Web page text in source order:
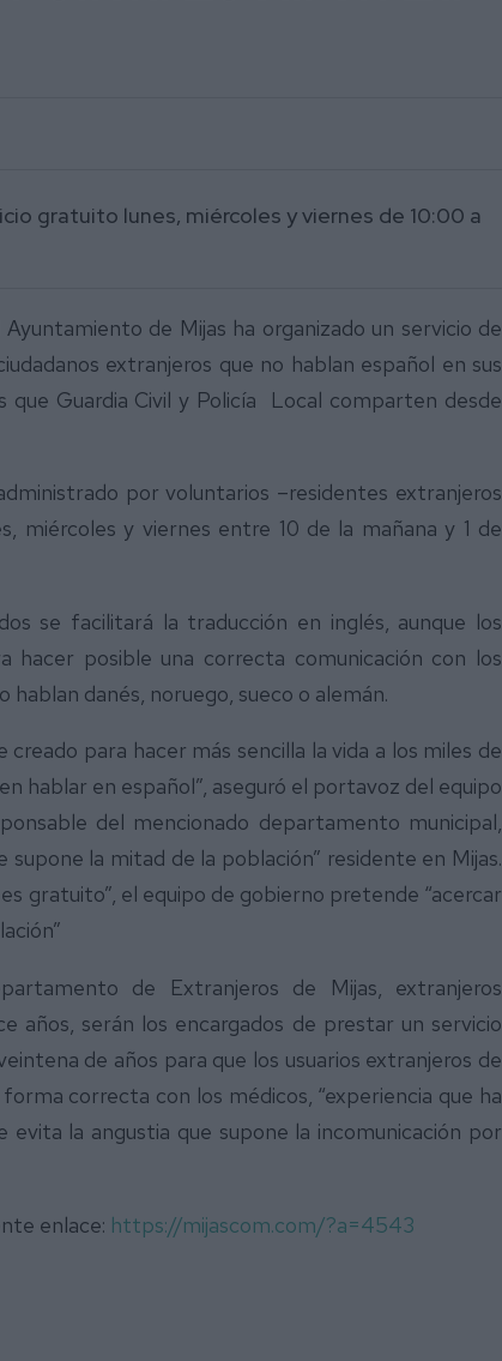
gratuito lunes, miércoles y viernes de 10:00 a
de Mijas ha organizado un servicio de
extranjeros que no hablan español en sus
que Guardia Civil y Policía Local comparten desde
por voluntarios –residentes extranjeros
miércoles y viernes entre 10 de la mañana y 1 de
se facilitará la traducción en inglés, aunque los
hacer posible una correcta comunicación con los
danés, noruego, sueco o alemán.
para hacer más sencilla la vida a los miles de
hablar en español”, aseguró el portavoz del equipo
del mencionado departamento municipal,
supone la mitad de la población” residente en Mijas.
gratuito”, el equipo de gobierno pretende “acercar
de Extranjeros de Mijas, extranjeros
años, serán los encargados de prestar un servicio
de años para que los usuarios extranjeros de
correcta con los médicos, “experiencia que ha
la angustia que supone la incomunicación por
enlace: https://mijascom.com/?a=4543